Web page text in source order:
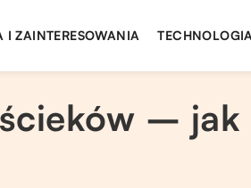
I ZAINTERESOWANIA
– jak